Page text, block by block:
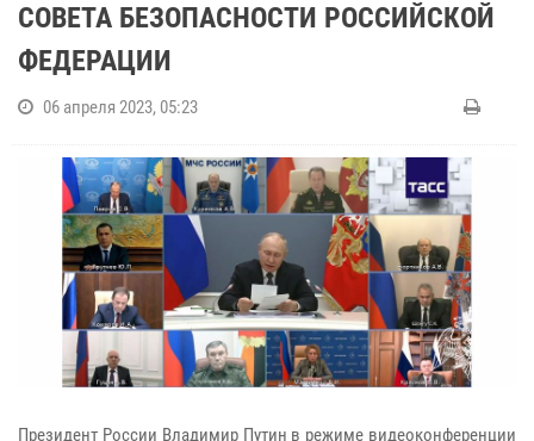
СОВЕТА БЕЗОПАСНОСТИ РОССИЙСКОЙ
ФЕДЕРАЦИИ
06 апреля 2023, 05:23
Президент России Владимир Путин в режиме видеоконференции